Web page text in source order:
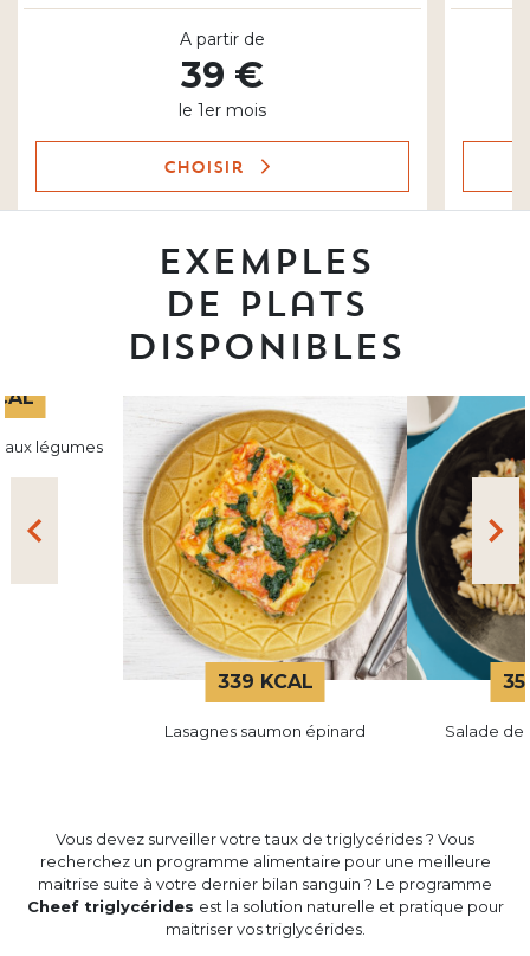
A partir de
39 €
le 1er mois
Choisir
Exemples
de plats
disponibles
339 KCAL
Lasagnes saumon épinard Salade de
aux légumes
Vous devez surveiller votre taux de triglycérides ? Vous
recherchez un programme alimentaire pour une meilleure
maitrise suite à votre dernier bilan sanguin ? Le programme
Cheef triglycérides est la solution naturelle et pratique pour
maitriser vos triglycérides.